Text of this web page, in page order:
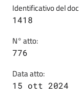
Identificativo del
1418
N° atto:
776
Data atto:
15 ott 2024